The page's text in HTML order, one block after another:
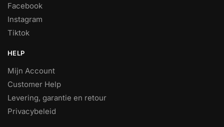
Facebook
Instagram
Tiktok
HELP
Mijn Account
Customer Help
Levering, garantie en retour
Privacybeleid